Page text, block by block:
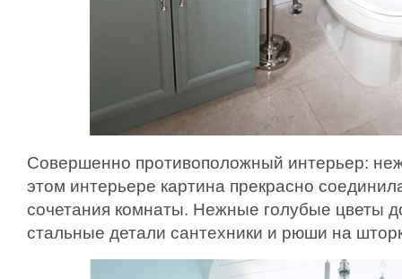
Совершенно противоположный интерьер:
этом интерьере картина прекрасно
сочетания комнаты. Нежные голубые цветы
стальные детали сантехники и рюши на